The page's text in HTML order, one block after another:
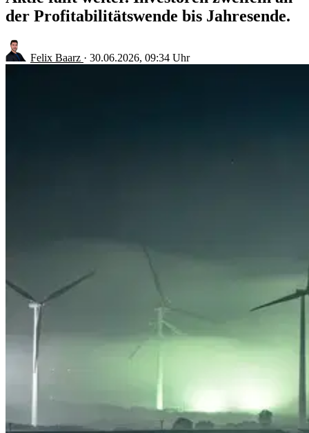
der Profitabilitätswende bis Jahresende.
Felix Baarz · 30.06.2026, 09:34 Uhr